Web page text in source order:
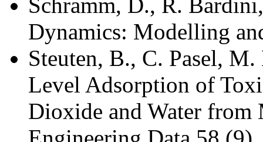
Dynamics: Modelling
Steuten, B., C. Pasel,
Level Adsorption of
Dioxide and Water from